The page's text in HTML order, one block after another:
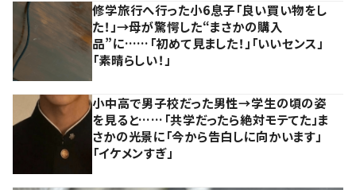
修学旅行へ行った小6息子「良い買い物をし
た！」→母が驚愕した“まさかの購入
品”に……「初めて見ました！」「いいセンス」
「素晴らしい！」
小中高で男子校だった男性→学生の頃の姿
を見ると……「共学だったら絶対モテてた」ま
さかの光景に「今から告白しに向かいます」
「イケメンすぎ」